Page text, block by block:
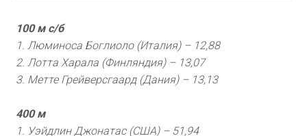
100 м с/б
1. Люминоса Боглиоло (Италия) – 12,88
2. Лотта Харала (Финляндия) – 13,07
3. Метте Грейверсгаард (Дания) – 13,13
400 м
1. Уэйдлин Джонатас (США) – 51,94